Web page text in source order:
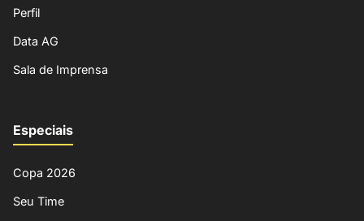
Perfil
Data AG
Sala de Imprensa
Especiais
Copa 2026
Seu Time